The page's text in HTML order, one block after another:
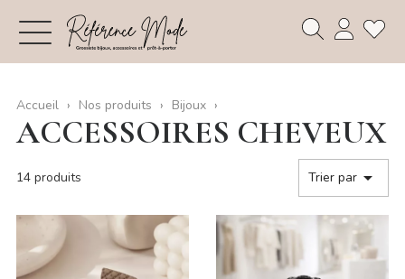
Accueil Nos produits Bijoux
ACCESSOIRES CHEVEUX
14 produits Trier par 